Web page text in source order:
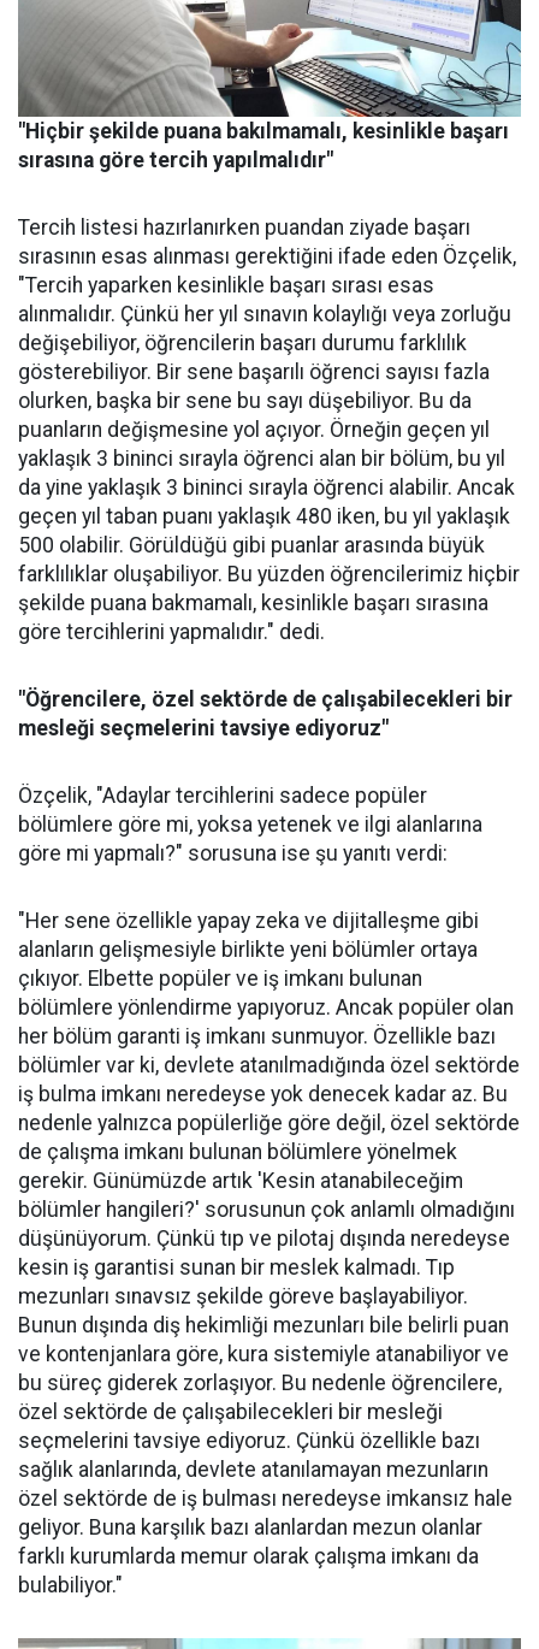
"Hiçbir şekilde puana bakılmamalı, kesinlikle başarı
sırasına göre tercih yapılmalıdır"
Tercih listesi hazırlanırken puandan ziyade başarı
sırasının esas alınması gerektiğini ifade eden Özçelik,
"Tercih yaparken kesinlikle başarı sırası esas
alınmalıdır. Çünkü her yıl sınavın kolaylığı veya zorluğu
değişebiliyor, öğrencilerin başarı durumu farklılık
gösterebiliyor. Bir sene başarılı öğrenci sayısı fazla
olurken, başka bir sene bu sayı düşebiliyor. Bu da
puanların değişmesine yol açıyor. Örneğin geçen yıl
yaklaşık 3 bininci sırayla öğrenci alan bir bölüm, bu yıl
da yine yaklaşık 3 bininci sırayla öğrenci alabilir. Ancak
geçen yıl taban puanı yaklaşık 480 iken, bu yıl yaklaşık
500 olabilir. Görüldüğü gibi puanlar arasında büyük
farklılıklar oluşabiliyor. Bu yüzden öğrencilerimiz hiçbir
şekilde puana bakmamalı, kesinlikle başarı sırasına
göre tercihlerini yapmalıdır." dedi.
"Öğrencilere, özel sektörde de çalışabilecekleri bir
mesleği seçmelerini tavsiye ediyoruz"
Özçelik, "Adaylar tercihlerini sadece popüler
bölümlere göre mi, yoksa yetenek ve ilgi alanlarına
göre mi yapmalı?" sorusuna ise şu yanıtı verdi:
"Her sene özellikle yapay zeka ve dijitalleşme gibi
alanların gelişmesiyle birlikte yeni bölümler ortaya
çıkıyor. Elbette popüler ve iş imkanı bulunan
bölümlere yönlendirme yapıyoruz. Ancak popüler olan
her bölüm garanti iş imkanı sunmuyor. Özellikle bazı
bölümler var ki, devlete atanılmadığında özel sektörde
iş bulma imkanı neredeyse yok denecek kadar az. Bu
nedenle yalnızca popülerliğe göre değil, özel sektörde
de çalışma imkanı bulunan bölümlere yönelmek
gerekir. Günümüzde artık 'Kesin atanabileceğim
bölümler hangileri?' sorusunun çok anlamlı olmadığını
düşünüyorum. Çünkü tıp ve pilotaj dışında neredeyse
kesin iş garantisi sunan bir meslek kalmadı. Tıp
mezunları sınavsız şekilde göreve başlayabiliyor.
Bunun dışında diş hekimliği mezunları bile belirli puan
ve kontenjanlara göre, kura sistemiyle atanabiliyor ve
bu süreç giderek zorlaşıyor. Bu nedenle öğrencilere,
özel sektörde de çalışabilecekleri bir mesleği
seçmelerini tavsiye ediyoruz. Çünkü özellikle bazı
sağlık alanlarında, devlete atanılamayan mezunların
özel sektörde de iş bulması neredeyse imkansız hale
geliyor. Buna karşılık bazı alanlardan mezun olanlar
farklı kurumlarda memur olarak çalışma imkanı da
bulabiliyor."